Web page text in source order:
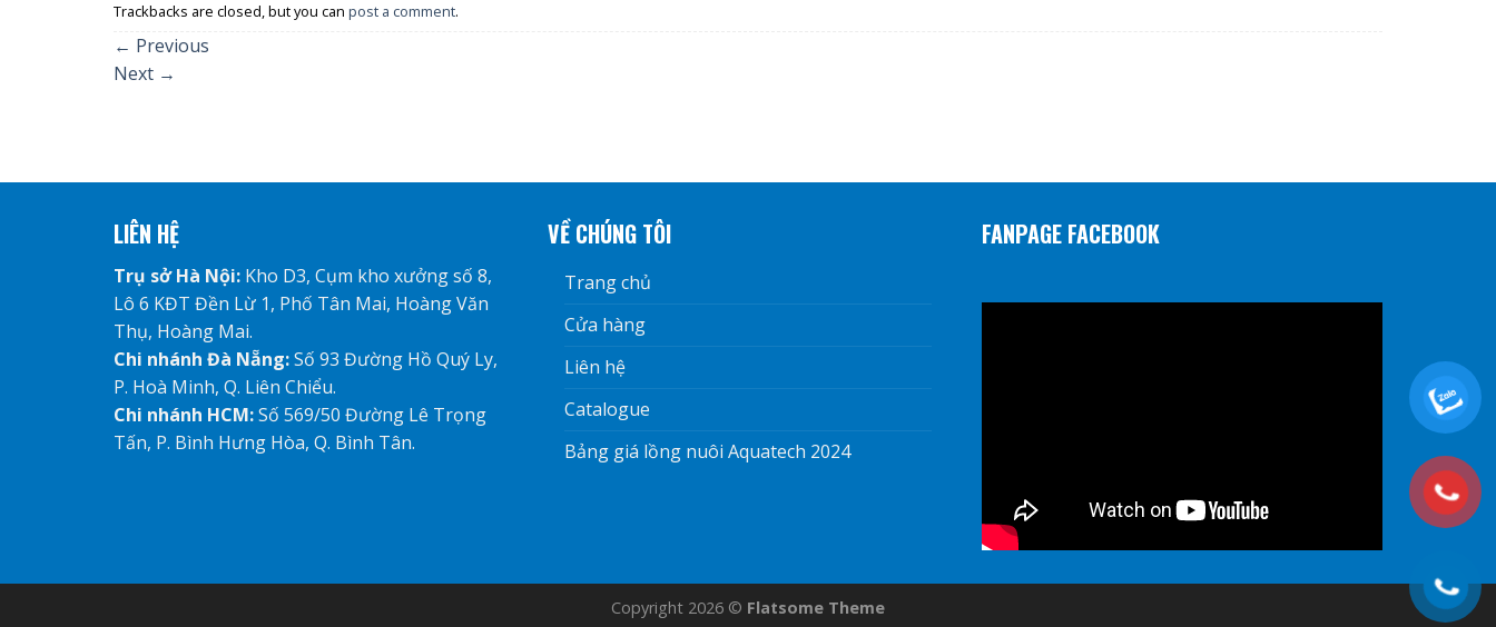
Trackbacks are closed, but you can post a comment.
← Previous
Next →
LIÊN HỆ
Trụ sở Hà Nội: Kho D3, Cụm kho xưởng số 8,
Lô 6 KĐT Đền Lừ 1, Phố Tân Mai, Hoàng Văn
Thụ, Hoàng Mai.
Chi nhánh Đà Nẵng:Số 93 Đường Hồ Quý Ly,
P. Hoà Minh, Q. Liên Chiểu.
Chi nhánh HCM:Số 569/50 Đường Lê Trọng
Tấn, P. Bình Hưng Hòa, Q. Bình Tân.
VỀ CHÚNG TÔI
Trang chủ
Cửa hàng
Liên hệ
Catalogue
Bảng giá lồng nuôi Aquatech 2024
FANPAGE FACEBOOK
Copyright 2026 © Flatsome Theme